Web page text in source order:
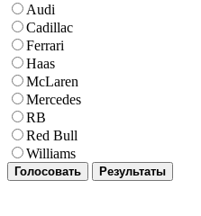
Audi
Cadillac
Ferrari
Haas
McLaren
Mercedes
RB
Red Bull
Williams
Голосовать Результаты